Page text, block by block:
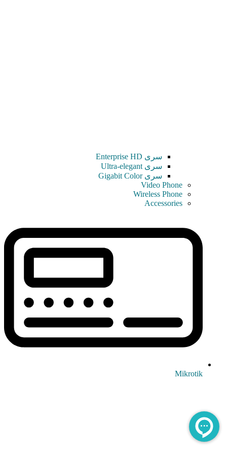
سری Enterprise HD
سری Ultra-elegant
سری Gigabit Color
Video Phone
Wireless Phone
Accessories
Mikrotik